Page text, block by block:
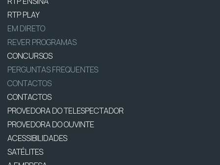
RTP PLAY
EM DIRETO
REVER PROGRAMAS
CONCURSOS
PERGUNTAS FREQUENTES
CONTACTOS
CONTACTOS
PROVEDORA DO TELESPECTADOR
PROVEDORA DO OUVINTE
ACESSIBILIDADES
SATÉLITES